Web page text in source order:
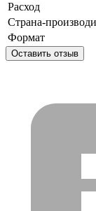
Расход
Страна-
Формат
Оставить отзыв